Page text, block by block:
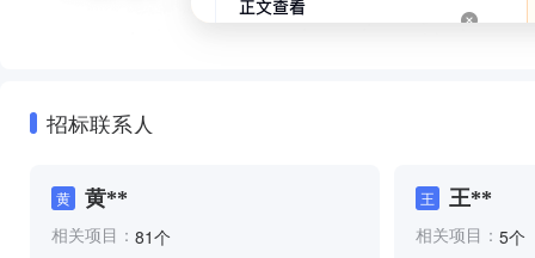
招标联系人
黄 黄**
相关项目： 81个
王 王**
相关项目： 5个